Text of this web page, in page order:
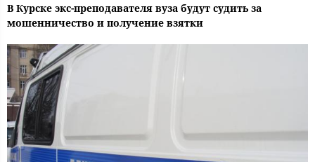
В Курске экс-преподавателя вуза будут судить за
мошенничество и получение взятки